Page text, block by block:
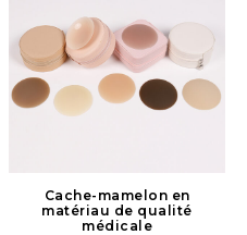
Cache-mamelon en
matériau de qualité
médicale